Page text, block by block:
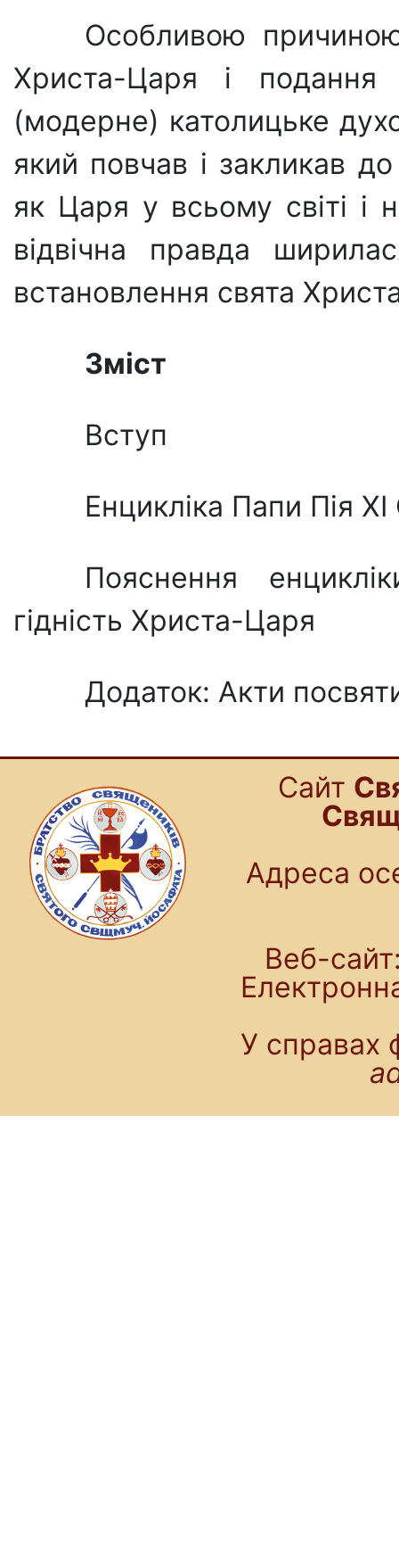
Особливою
Христа-Царя і
(модерне) католицьке
який повчав і закликав
як Царя у всьому світі і
відвічна правда
встановлення свята
Зміст
Вступ
Енцикліка Папи Пія
Пояснення
гідність Христа-Царя
Додаток: Акти
Cайт
Адреса
Веб-
У справах